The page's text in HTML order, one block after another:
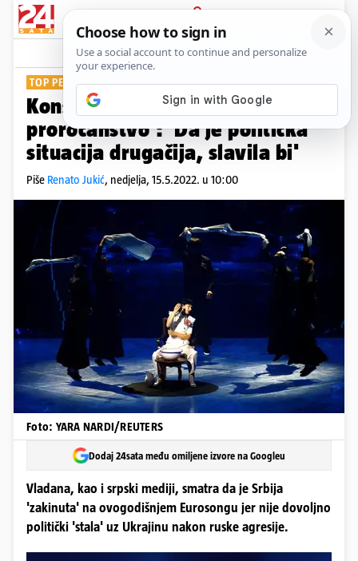
PRIJAVA
Show Komentari
TOP PET PLASMAN
Konstraktu stiglo 'crnogorsko
proročanstvo': 'Da je politička
situacija drugačija, slavila bi'
Piše Renato Jukić, nedjelja, 15.5.2022. u 10:00
Foto: YARA NARDI/REUTERS
Dodaj 24sata među omiljene izvore na Googleu
Vladana, kao i srpski mediji, smatra da je Srbija
'zakinuta' na ovogodišnjem Eurosongu jer nije dovoljno
politički 'stala' uz Ukrajinu nakon ruske agresije.